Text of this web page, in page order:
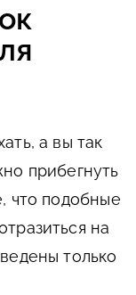
а вы так
прибегнуть
что подобные
на
только